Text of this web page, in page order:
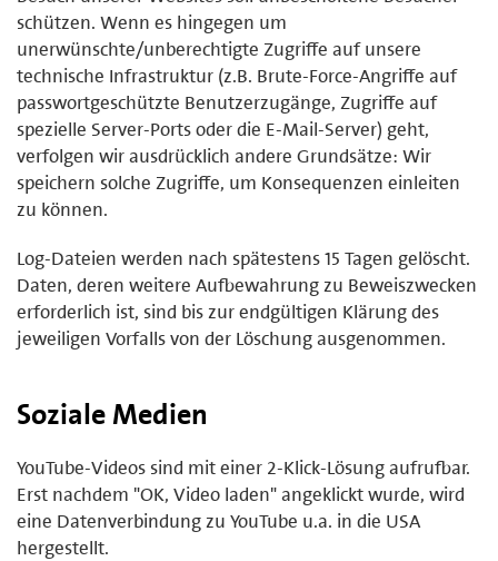
schützen. Wenn es hingegen um
unerwünschte/unberechtigte Zugriffe auf unsere
technische Infrastruktur (z.B. Brute-Force-Angriffe auf
passwortgeschützte Benutzerzugänge, Zugriffe auf
spezielle Server-Ports oder die E-Mail-Server) geht,
verfolgen wir ausdrücklich andere Grundsätze: Wir
speichern solche Zugriffe, um Konsequenzen einleiten
zu können.
Log-Dateien werden nach spätestens 15 Tagen gelöscht.
Daten, deren weitere Aufbewahrung zu Beweiszwecken
erforderlich ist, sind bis zur endgültigen Klärung des
jeweiligen Vorfalls von der Löschung ausgenommen.
Soziale Medien
YouTube-Videos sind mit einer 2-Klick-Lösung aufrufbar.
Erst nachdem "OK, Video laden" angeklickt wurde, wird
eine Datenverbindung zu YouTube u.a. in die USA
hergestellt.